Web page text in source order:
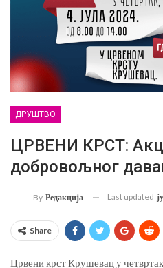
ДРУШТВО
ЦРВЕНИ КРСТ:
добровољног
By Редакција Last updated
Share
Црвени крст Крушевац у